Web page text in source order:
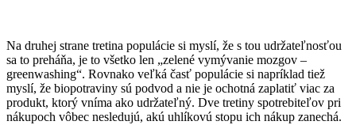
Na druhej strane tretina populácie si myslí, že s tou udržateľnosťou
sa to preháňa, je to všetko len „zelené vymývanie mozgov –
greenwashing“. Rovnako veľká časť populácie si napríklad tiež
myslí, že biopotraviny sú podvod a nie je ochotná zaplatiť viac za
produkt, ktorý vníma ako udržateľný. Dve tretiny spotrebiteľov pri
nákupoch vôbec nesledujú, akú uhlíkovú stopu ich nákup zanechá.